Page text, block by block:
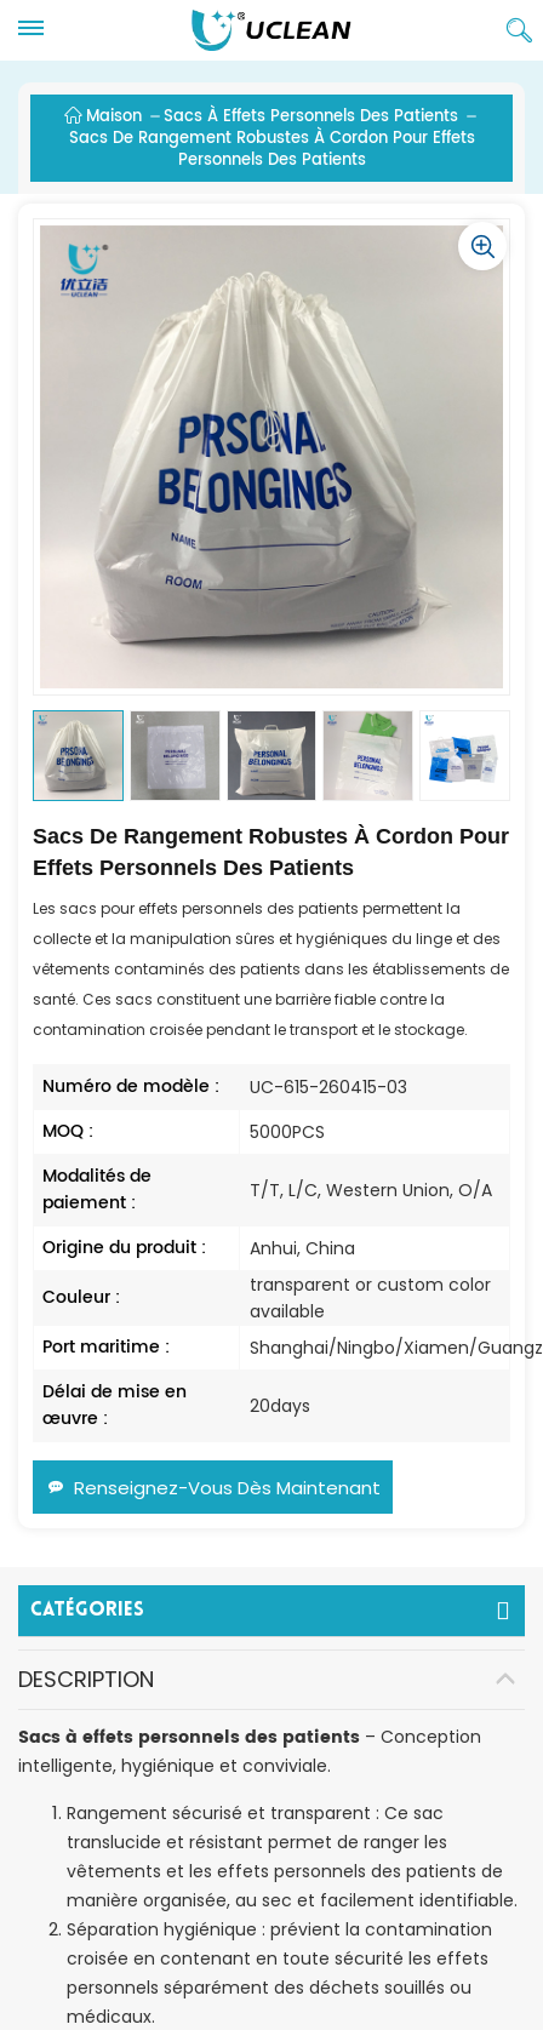
Maison
Sacs À Effets Personnels Des Patients
Sacs De Rangement Robustes À Cordon Pour Effets
Personnels Des Patients
Sacs De Rangement Robustes À Cordon Pour
Effets Personnels Des Patients
Les sacs pour effets personnels des patients permettent la
collecte et la manipulation sûres et hygiéniques du linge et des
vêtements contaminés des patients dans les établissements de
santé. Ces sacs constituent une barrière fiable contre la
contamination croisée pendant le transport et le stockage.
Numéro de modèle : UC-615-260415-03
MOQ : 5000PCS
Modalités de
paiement :
T/T, L/C, Western Union, O/A
Origine du produit : Anhui, China
Couleur :
transparent or custom color
available
Port maritime : Shanghai/Ningbo/Xiamen/
Délai de mise en
œuvre :
20days
Renseignez-Vous Dès Maintenant
Catégories
DESCRIPTION
Sacs à effets personnels des patients – Conception
intelligente, hygiénique et conviviale.
Rangement sécurisé et transparent : Ce sac
translucide et résistant permet de ranger les
vêtements et les effets personnels des patients de
manière organisée, au sec et facilement identifiable.
Séparation hygiénique : prévient la contamination
croisée en contenant en toute sécurité les effets
personnels séparément des déchets souillés ou
médicaux.